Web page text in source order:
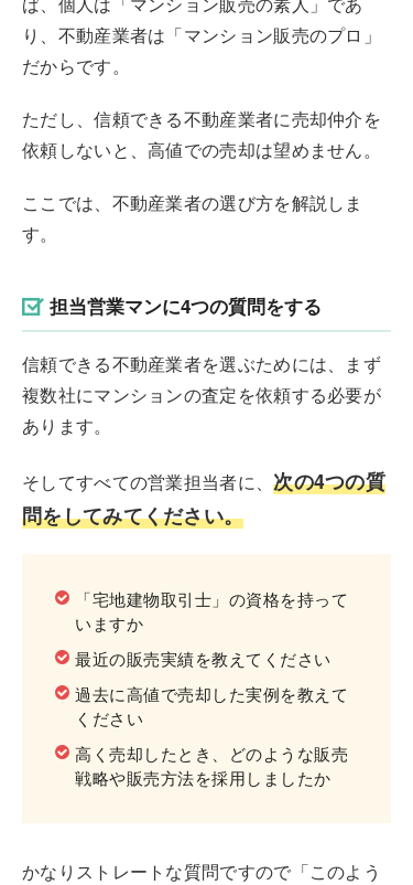
り、不動産業者は「マンション販売のプロ」
だからです。
ただし、信頼できる不動産業者に売却仲介を
依頼しないと、高値での売却は望めません。
ここでは、不動産業者の選び方を解説しま
す。
担当営業マンに4つの質問をする
信頼できる不動産業者を選ぶためには、まず
複数社にマンションの査定を依頼する必要が
あります。
そしてすべての営業担当者に、次の4つの質
問をしてみてください。
「宅地建物取引士」の資格を持って
いますか
最近の販売実績を教えてください
過去に高値で売却した実例を教えて
ください
高く売却したとき、どのような販売
戦略や販売方法を採用しましたか
かなりストレートな質問ですので「このよう